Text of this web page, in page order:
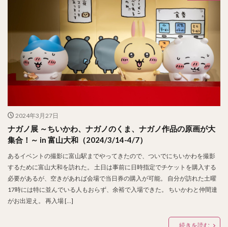
2024年3月27日
ナガノ展 ～ちいかわ、ナガノのくま、ナガノ作品の原画が大
集合！～ in 富山大和（2024/3/14-4/7）
あるイベントの撮影に富山駅までやってきたので、ついでにちいかわを撮影
するために富山大和を訪れた。 土日は事前に日時指定でチケットを購入する
必要があるが、空きがあれば会場で当日券の購入が可能。 自分が訪れた土曜
17時には特に並んでいる人もおらず、余裕で入場できた。 ちいかわと仲間達
がお出迎え。 再入場 […]
続きを読む